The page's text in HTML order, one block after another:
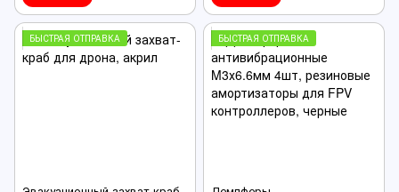
БЫСТРАЯ ОТПРАВКА БЫСТРАЯ ОТПРАВКА